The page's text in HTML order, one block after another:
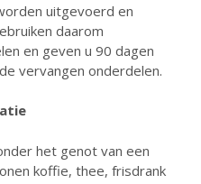
uitgevoerd en
daarom
en geven u 90 dagen
vervangen onderdelen.
het genot van een
koffie, thee, frisdrank